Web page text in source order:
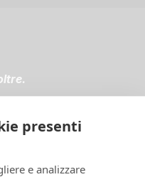
presenti
e analizzare